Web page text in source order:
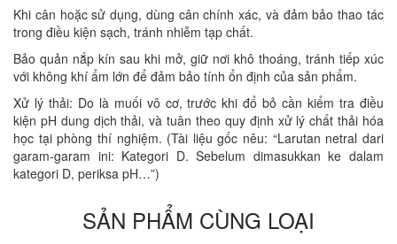
Khi cân hoặc sử dụng, dùng cân chính xác, và đảm bảo thao tác
trong điều kiện sạch, tránh nhiễm tạp chất.
Bảo quản nắp kín sau khi mở, giữ nơi khô thoáng, tránh tiếp xúc
với không khí ẩm lớn để đảm bảo tính ổn định của sản phẩm.
Xử lý thải: Do là muối vô cơ, trước khi đổ bỏ cần kiểm tra điều
kiện pH dung dịch thải, và tuân theo quy định xử lý chất thải hóa
học tại phòng thí nghiệm. (Tài liệu gốc nêu: “Larutan netral dari
garam‐garam ini: Kategori D. Sebelum dimasukkan ke dalam
kategori D, periksa pH…”)
SẢN PHẨM CÙNG LOẠI